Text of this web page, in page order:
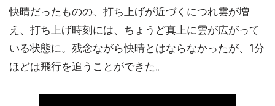
快晴だったものの、打ち上げが近づくにつれ雲が増
え、打ち上げ時刻には、ちょうど真上に雲が広がって
いる状態に。残念ながら快晴とはならなかったが、1分
ほどは飛行を追うことができた。